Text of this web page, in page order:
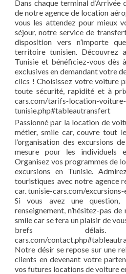
Dans chaque terminal d’Arrivée
de notre agence de location
vous les attendez pour mieux
séjour, notre service de
disposition vers n’importe
territoire tunisien. Découvrez
Tunisie et bénéficiez-vous dès
exclusives en demandant votre
clics ! Choisissez votre voiture
toute sécurité, rapidité et à
cars.com/tarifs-location-voiture-
tunisie.php#tableautransfert
Passionné par la location de
métier, smile car, couvre tout
l’organisation des excursions
mesure pour les individuels
Organisez vos programmes de
excursions en Tunisie.
touristiques avec notre agence
car. tunisie-cars.com/
Si vous avez une question,
renseignement, n’hésitez-pas de
smile car se fera un plaisir de
brefs délais.
cars.com/
Notre désir se repose sur une
clients en devenant votre
vos futures locations de voiture